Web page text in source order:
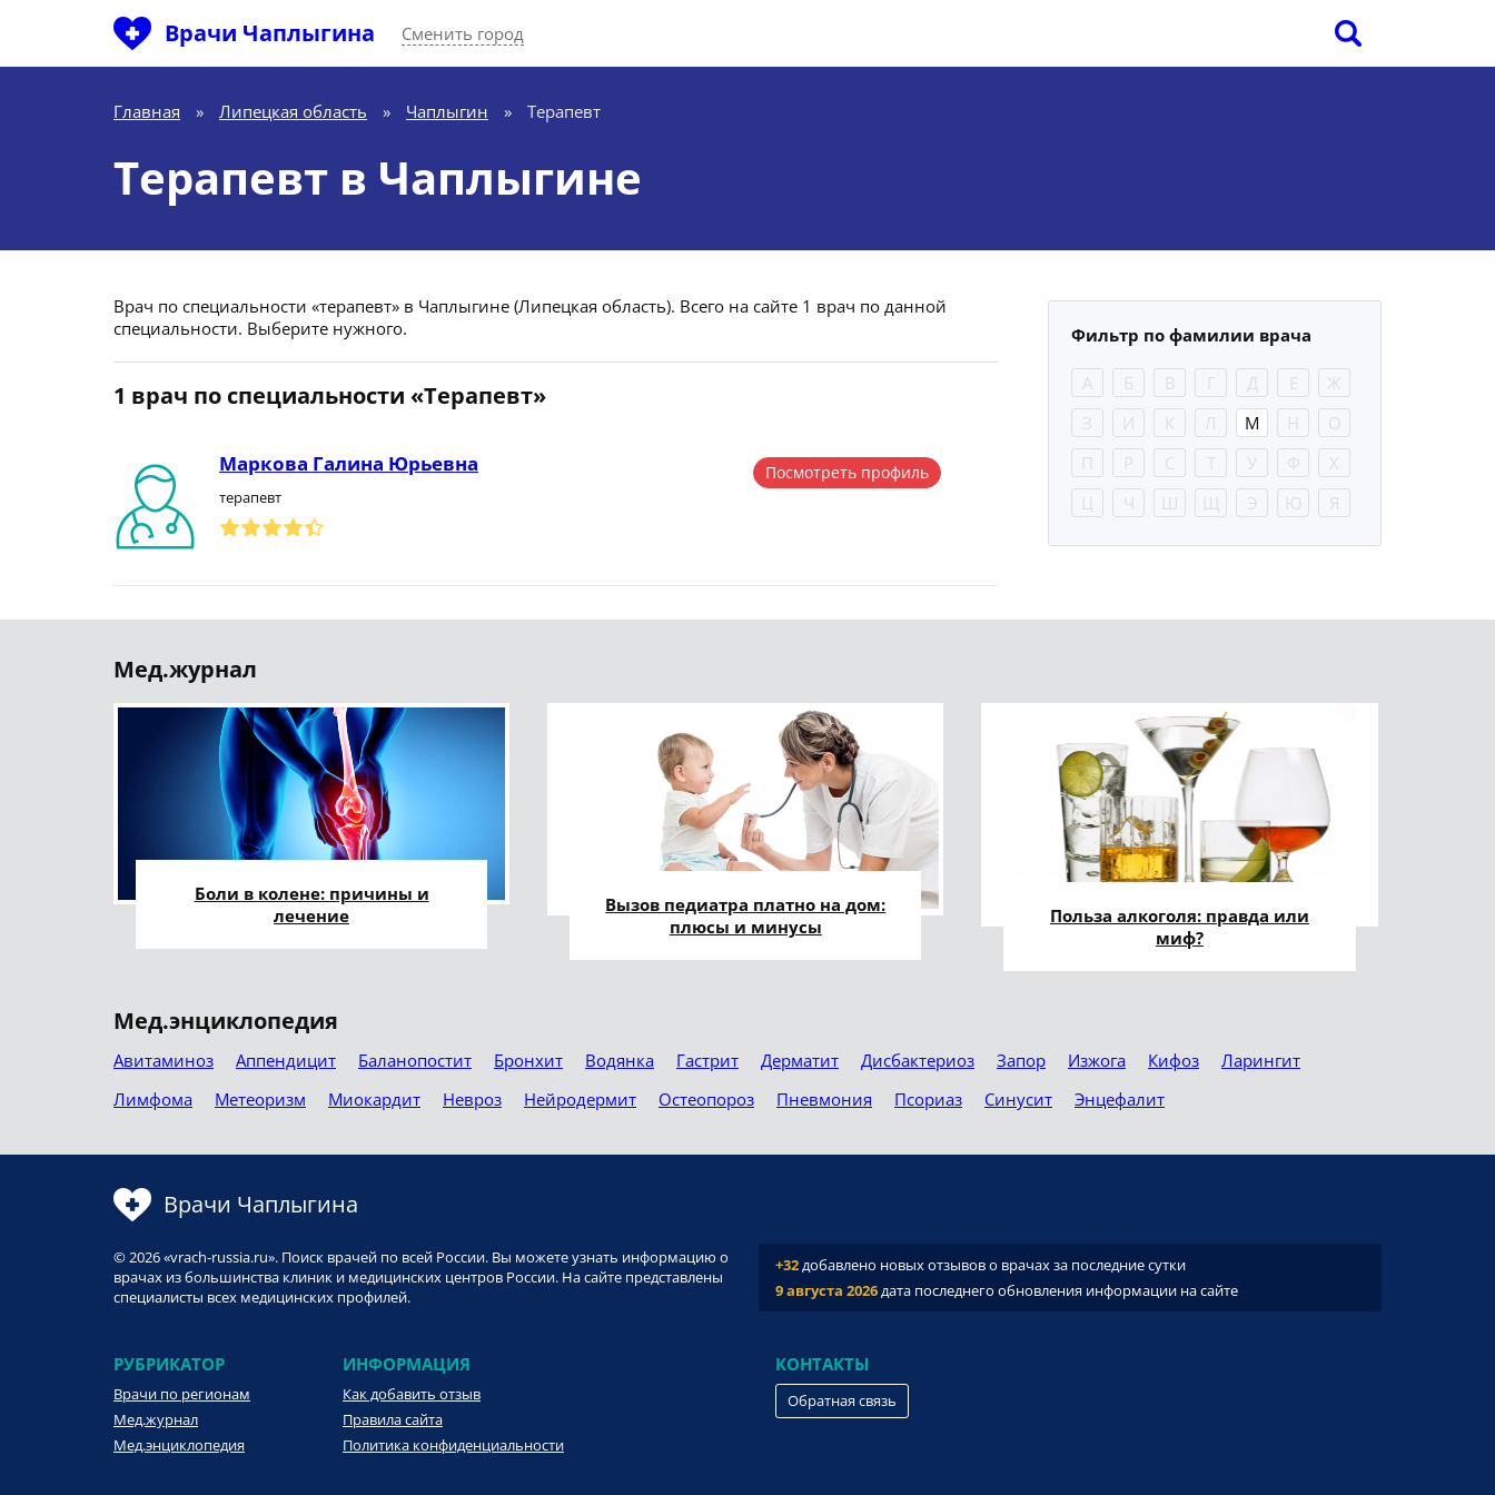
Врачи Чаплыгина Сменить город
Главная » Липецкая область » Чаплыгин » Терапевт
Терапевт в Чаплыгине
Врач по специальности «терапевт» в Чаплыгине (Липецкая область). Всего на сайте 1 врач по данной
специальности. Выберите нужного.
1 врач по специальности «Терапевт»
Маркова Галина Юрьевна
терапевт
Посмотреть профиль
Фильтр по фамилии врача
А Б В Г Д Е
Ж
З
И К Л М Н
О
П
Р С Т У Ф
Х
Ц
Ч Ш Щ Э Ю Я
Мед.журнал
Боли в колене: причины и
лечение
Вызов педиатра платно на дом:
плюсы и минусы
Польза алкоголя: правда или
миф?
Мед.энциклопедия
Авитаминоз Аппендицит Баланопостит Бронхит Водянка Гастрит Дерматит Дисбактериоз Запор Изжога Кифоз
Ларингит
Лимфома
Метеоризм Миокардит Невроз Нейродермит Остеопороз Пневмония Псориаз Синусит Энцефалит
Врачи Чаплыгина
© 2026 «vrach-russia.ru». Поиск врачей по всей России. Вы можете узнать информацию о
врачах из большинства клиник и медицинских центров России. На сайте представлены
специалисты всех медицинских профилей.
+32добавлено новых отзывов о врачах за последние сутки
9 августа 2026дата последнего обновления информации на сайте
РУБРИКАТОР
Врачи по регионам
Мед.журнал
Мед.энциклопедия
ИНФОРМАЦИЯ
Как добавить отзыв
Правила сайта
Политика конфиденциальности
КОНТАКТЫ
Обратная связь